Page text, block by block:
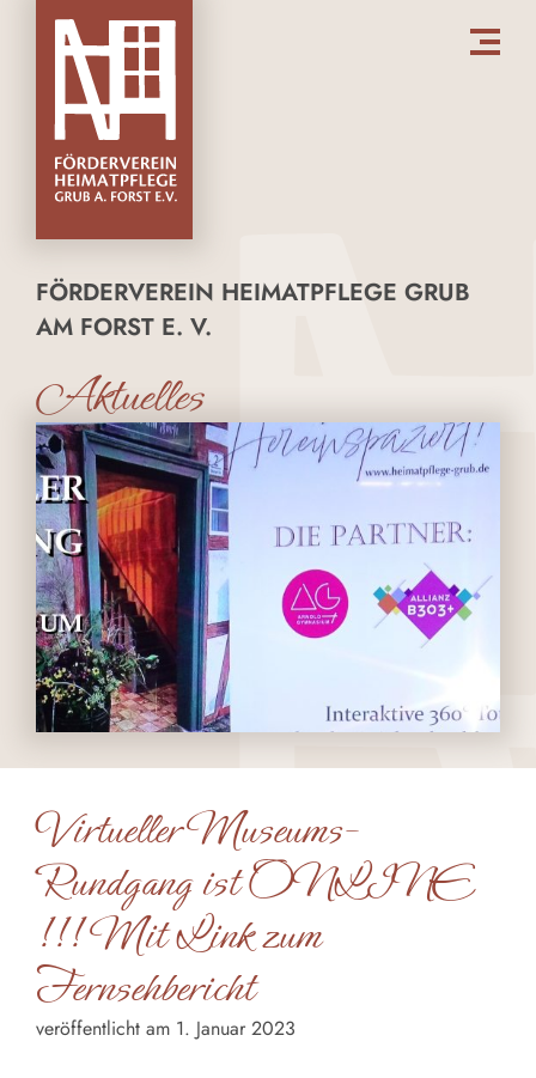
FÖRDERVEREIN HEIMATPFLEGE GRUB
AM FORST E. V.
Aktuelles
Virtueller Museums-
Rundgang ist ONLINE
!!! Mit Link zum
Fernsehbericht
veröffentlicht am 1. Januar 2023